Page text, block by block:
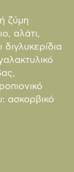
ζύμη
αλάτι,
ασκορβικό